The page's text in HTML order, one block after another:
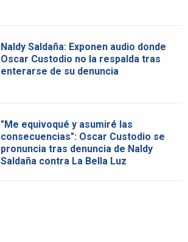
Naldy Saldaña: Exponen audio donde
Oscar Custodio no la respalda tras
enterarse de su denuncia
"Me equivoqué y asumiré las
consecuencias": Oscar Custodio se
pronuncia tras denuncia de Naldy
Saldaña contra La Bella Luz